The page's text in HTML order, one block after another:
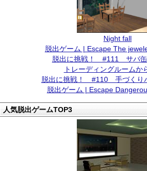
Night fall
脱出ゲーム | Escape The
脱出に挑戦！ #111 サバ缶
トレーディングルームか
脱出に挑戦！ #110 手づくり
脱出ゲーム | Escape
人気脱出ゲームTOP3